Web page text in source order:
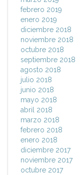
febrero 2019
enero 2019
diciembre 2018
noviembre 2018
octubre 2018
septiembre 2018
agosto 2018
julio 2018
junio 2018
mayo 2018
abril 2018
marzo 2018
febrero 2018
enero 2018
diciembre 2017
noviembre 2017
octubre 2017